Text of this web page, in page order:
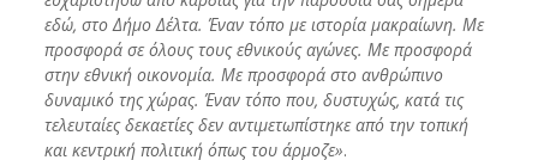
εδώ, στο Δήμο Δέλτα. Έναν τόπο με ιστορία μακραίωνη. Με
προσφορά σε όλους τους εθνικούς αγώνες. Με προσφορά
στην εθνική οικονομία. Με προσφορά στο ανθρώπινο
δυναμικό της χώρας. Έναν τόπο που, δυστυχώς, κατά τις
τελευταίες δεκαετίες δεν αντιμετωπίστηκε από την τοπική
και κεντρική πολιτική όπως του άρμοζε».